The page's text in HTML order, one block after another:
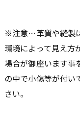
※注意…革質や縫製
環境によって見え方
場合が御座います事
の中で小傷等が付い
さい。